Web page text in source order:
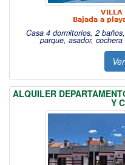
VILLA
Bajada a
Casa 4 dormitorios, 2
parque, asador,
ALQUILER
Y